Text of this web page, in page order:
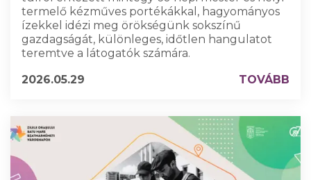
termelő kézműves portékákkal, hagyományos
ízekkel idézi meg örökségünk sokszínű
gazdagságát, különleges, időtlen hangulatot
teremtve a látogatók számára.
2026.05.29
TOVÁBB